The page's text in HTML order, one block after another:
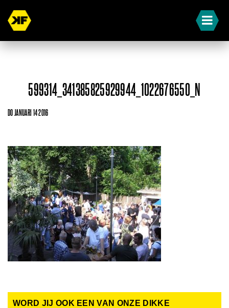
599314_341385825929944_1022676550_N
DO JANUARI 14 2016
WORD JIJ OOK EEN VAN ONZE DIKKE